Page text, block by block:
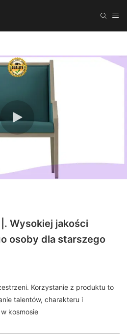
Wysokiej jakości
osoby dla starszego
Korzystanie z produktu to
talentów, charakteru i
kosmosie